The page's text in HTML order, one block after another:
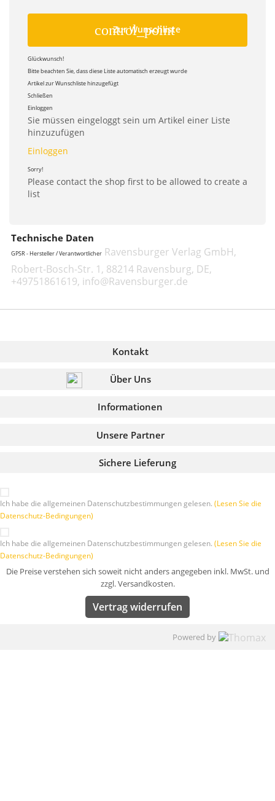
control_point
Zur Wunschliste
Glückwunsch!
Bitte beachten Sie, dass diese Liste automatisch erzeugt wurde
Artikel zur Wunschliste hinzugefügt
Schließen
Einloggen
Sie müssen eingeloggt sein um Artikel einer Liste
hinzuzufügen
Einloggen
Sorry!
Please contact the shop first to be allowed to create a
list
Technische Daten
GPSR - Hersteller / Verantwortlicher Ravensburger Verlag GmbH,
Robert-Bosch-Str. 1, 88214 Ravensburg, DE,
+49751861619, info@Ravensburger.de
Kontakt
Über Uns
Informationen
Sichere Lieferung
Unsere Partner
Ich habe die allgemeinen Datenschutzbestimmungen gelesen. (Lesen Sie die
Datenschutz-Bedingungen)
Ich habe die allgemeinen Datenschutzbestimmungen gelesen. (Lesen Sie die
Datenschutz-Bedingungen)
Die Preise verstehen sich soweit nicht anders angegeben inkl. MwSt. und
zzgl. Versandkosten.
Vertrag widerrufen
Powered by